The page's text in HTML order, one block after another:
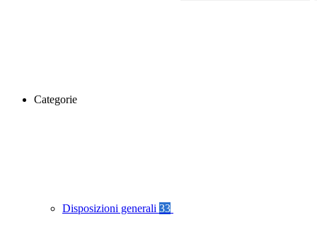
Categorie
Disposizioni generali 33